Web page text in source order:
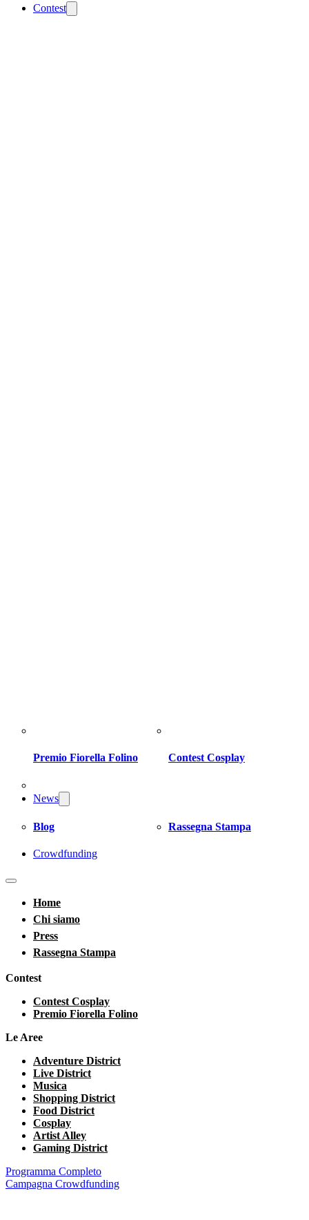
Contest
Premio Fiorella Folino Contest Cosplay
News
Blog Rassegna Stampa
Crowdfunding
Home
Chi siamo
Press
Rassegna Stampa
Contest
Contest Cosplay
Premio Fiorella Folino
Le Aree
Adventure District
Live District
Musica
Shopping District
Food District
Cosplay
Artist Alley
Gaming District
Programma Completo
Campagna Crowdfunding